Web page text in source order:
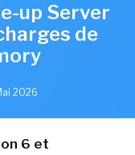
up Server
de
2026
6 et